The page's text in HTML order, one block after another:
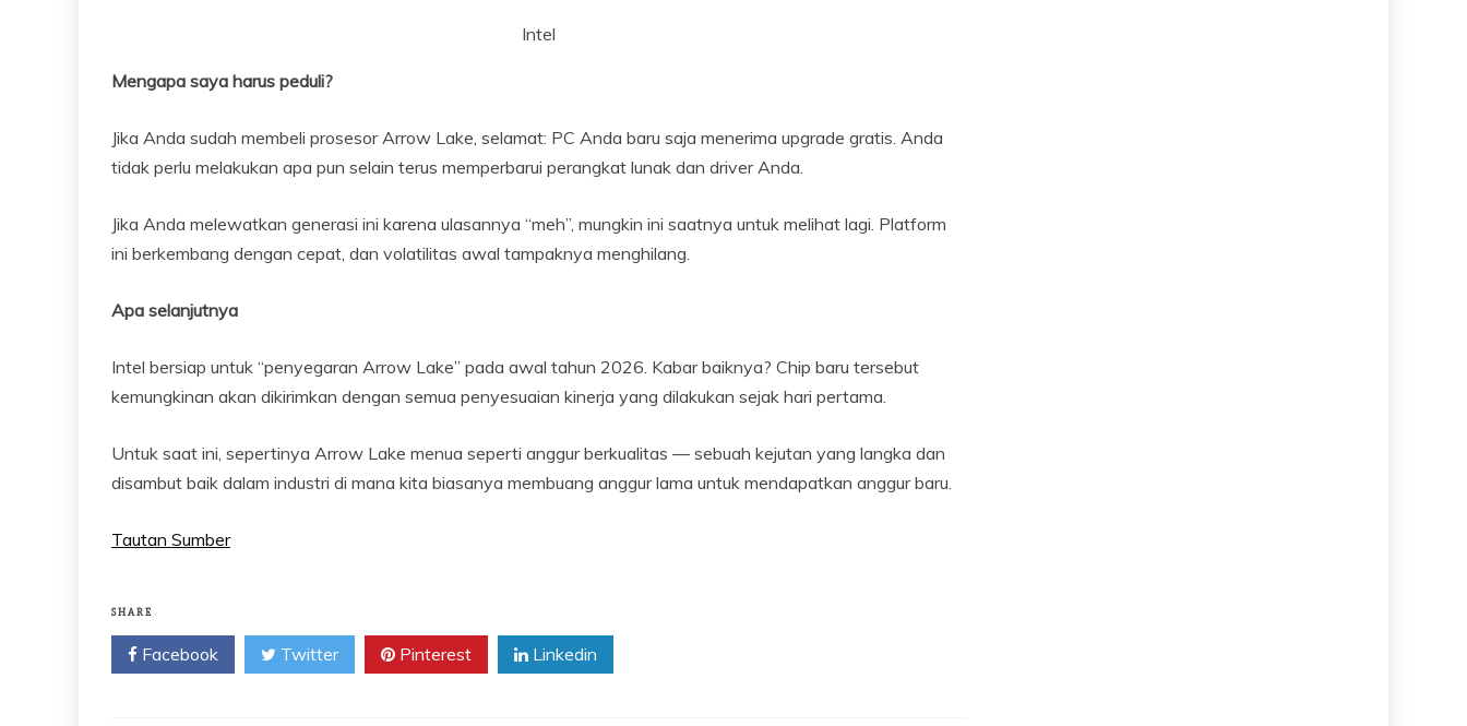
Intel
Mengapa saya harus peduli?
Jika Anda sudah membeli prosesor Arrow Lake, selamat: PC Anda baru saja menerima upgrade gratis. Anda
tidak perlu melakukan apa pun selain terus memperbarui perangkat lunak dan driver Anda.
Jika Anda melewatkan generasi ini karena ulasannya “meh”, mungkin ini saatnya untuk melihat lagi. Platform
ini berkembang dengan cepat, dan volatilitas awal tampaknya menghilang.
Apa selanjutnya
Intel bersiap untuk “penyegaran Arrow Lake” pada awal tahun 2026. Kabar baiknya? Chip baru tersebut
kemungkinan akan dikirimkan dengan semua penyesuaian kinerja yang dilakukan sejak hari pertama.
Untuk saat ini, sepertinya Arrow Lake menua seperti anggur berkualitas — sebuah kejutan yang langka dan
disambut baik dalam industri di mana kita biasanya membuang anggur lama untuk mendapatkan anggur baru.
Tautan Sumber
SHARE
Facebook Twitter Pinterest Linkedin